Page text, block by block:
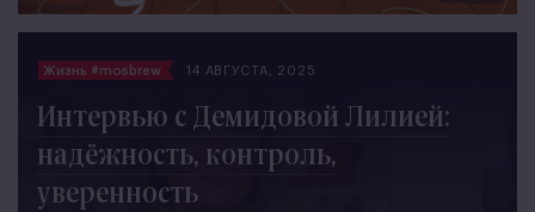
Жизнь #mosbrew 14 АВГУСТА, 2025
Интервью с Демидовой Лилией:
надёжность, контроль,
уверенность